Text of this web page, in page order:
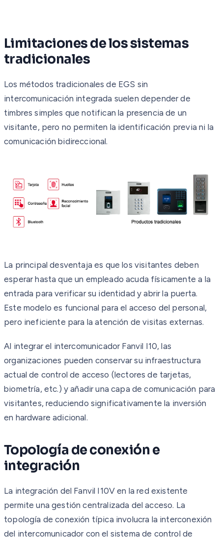
Limitaciones de los sistemas
tradicionales
Los métodos tradicionales de EGS sin
intercomunicación integrada suelen depender de
timbres simples que notifican la presencia de un
visitante, pero no permiten la identificación previa ni la
comunicación bidireccional.
La principal desventaja es que los visitantes deben
esperar hasta que un empleado acuda físicamente a la
entrada para verificar su identidad y abrir la puerta.
Este modelo es funcional para el acceso del personal,
pero ineficiente para la atención de visitas externas.
Al integrar el intercomunicador Fanvil I10, las
organizaciones pueden conservar su infraestructura
actual de control de acceso (lectores de tarjetas,
biometría, etc.) y añadir una capa de comunicación para
visitantes, reduciendo significativamente la inversión
en hardware adicional.
Topología de conexión e
integración
La integración del Fanvil I10V en la red existente
permite una gestión centralizada del acceso. La
topología de conexión típica involucra la interconexión
del intercomunicador con el sistema de control de